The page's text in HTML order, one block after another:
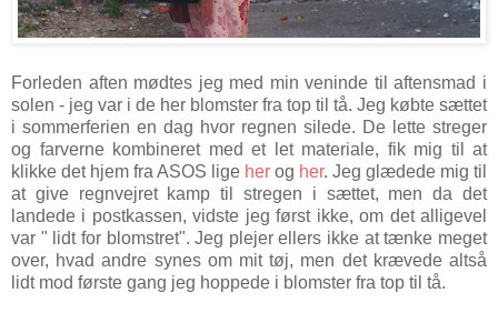
Forleden aften mødtes jeg med min veninde til aftensmad i
solen - jeg var i de her blomster fra top til tå. Jeg købte sættet
i sommerferien en dag hvor regnen silede. De lette streger
og farverne kombineret med et let materiale, fik mig til at
klikke det hjem fra ASOS lige her og her. Jeg glædede mig til
at give regnvejret kamp til stregen i sættet, men da det
landede i postkassen, vidste jeg først ikke, om det alligevel
var " lidt for blomstret". Jeg plejer ellers ikke at tænke meget
over, hvad andre synes om mit tøj, men det krævede altså
lidt mod første gang jeg hoppede i blomster fra top til tå.